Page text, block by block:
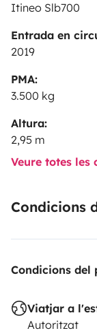
Itineo Slb700
Entrada en
2019
PMA:
3.500 kg
Altura:
2,95 m
Veure totes les
Condicions
Condicions del
Viatjar a
Autoritzat